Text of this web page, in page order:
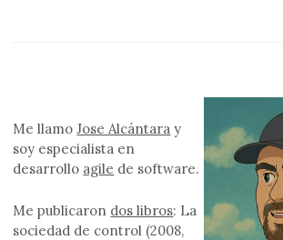
Me llamoJose Alcántara y
soy especialista en
desarrollo agile de software.
Me publicaron dos libros: La
sociedad de control (2008,